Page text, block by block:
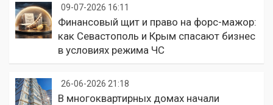
09-07-2026 16:11
Финансовый щит и право на форс-мажор:
как Севастополь и Крым спасают бизнес
в условиях режима ЧС
26-06-2026 21:18
В многоквартирных домах начали